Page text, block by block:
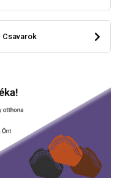
Csavarok